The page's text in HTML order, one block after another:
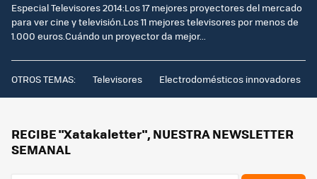
Especial Televisores 2014:Los 17 mejores proyectores del mercado
para ver cine y televisión.Los 11 mejores televisores por menos de
1.000 euros.Cuándo un proyector da mejor...
OTROS TEMAS: Televisores Electrodomésticos innovadores
RECIBE "Xatakaletter", NUESTRA NEWSLETTER
SEMANAL